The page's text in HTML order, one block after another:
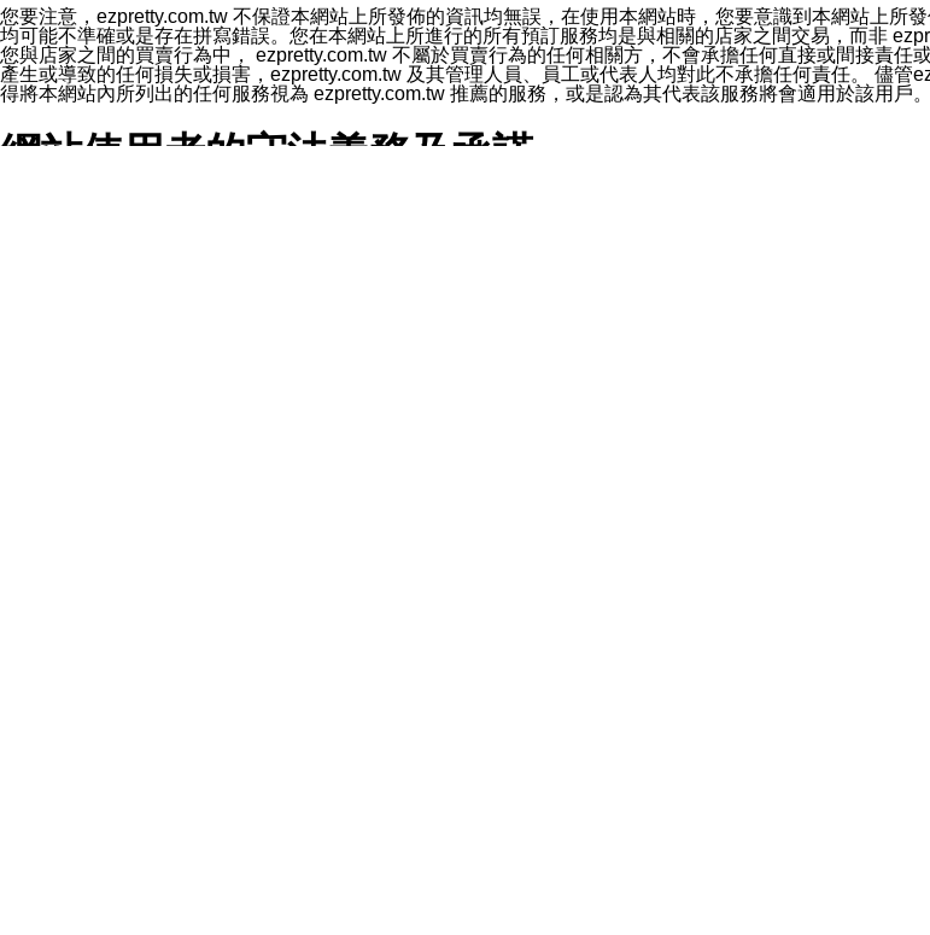
5.開關「接收LINE通知型訊息」
❗️關閉「接收通知型訊息」後，將不會接收到來自任何企業官方帳號或認證官方帳號的通知型訊息。
您要注意，ezpretty.com.tw 不保證本網站上所發佈的資訊均無誤，在使用本網站時，您要意識到本網站上所
均可能不準確或是存在拼寫錯誤。您在本網站上所進行的所有預訂服務均是與相關的店家之間交易，而非
您與店家之間的買賣行為中， ezpretty.com.tw 不屬於買賣行為的任何相關方，不會承擔任何直接或間接責
產生或導致的任何損失或損害，ezpretty.com.tw 及其管理人員、員工或代表人均對此不承擔任何責任。 儘
得將本網站內所列出的任何服務視為 ezpretty.com.tw 推薦的服務，或是認為其代表該服務將會適用於該用戶
網站使用者的守法義務及承諾